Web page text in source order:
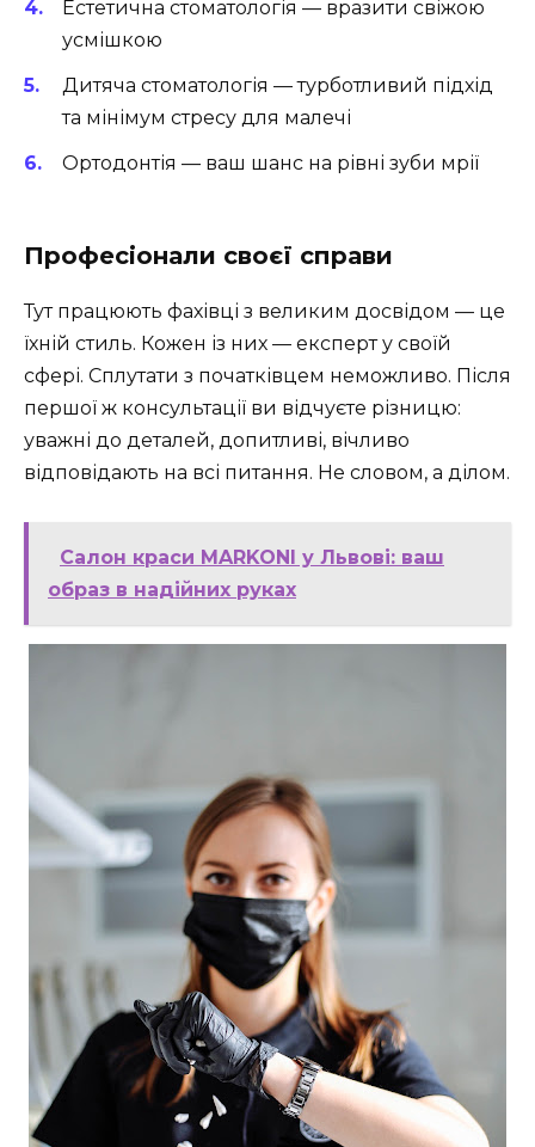
Естетична стоматологія — вразити свіжою
усмішкою
Дитяча стоматологія — турботливий підхід
та мінімум стресу для малечі
Ортодонтія — ваш шанс на рівні зуби мрії
Професіонали своєї справи
Тут працюють фахівці з великим досвідом — це
їхній стиль. Кожен із них — експерт у своїй
сфері. Сплутати з початківцем неможливо. Після
першої ж консультації ви відчуєте різницю:
уважні до деталей, допитливі, вічливо
відповідають на всі питання. Не словом, а ділом.
Салон краси MARKONI у Львові: ваш
образ в надійних руках